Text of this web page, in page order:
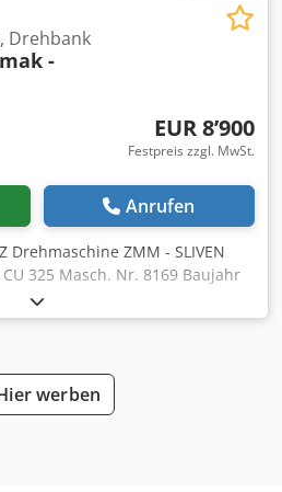
Drehbank
-
EUR 8’900
Festpreis zzgl. MwSt.
Anrufen
Drehmaschine ZMM - SLIVEN
325 Masch. Nr. 8169 Baujahr
Drehdurchmesser über Bett
Bett 160 mm Drehdurchmesser
(Linkslauf) 130 -
längs und plan
werben